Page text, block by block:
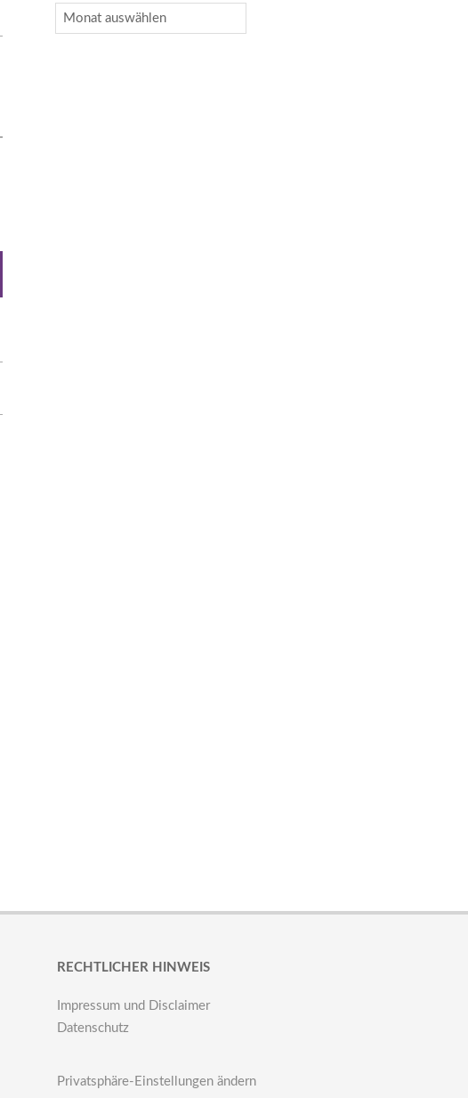
Archiv
RECHTLICHER HINWEIS
Impressum und Disclaimer
Datenschutz
Privatsphäre-Einstellungen ändern